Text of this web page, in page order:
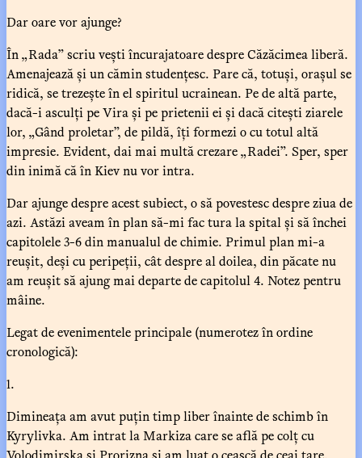
Dar oare vor ajunge?
În „Rada” scriu vești încurajatoare despre Căzăcimea liberă.
Amenajează și un cămin studențesc. Pare că, totuși, orașul se
ridică, se trezește în el spiritul ucrainean. Pe de altă parte,
dacă-i asculți pe Vira și pe prietenii ei și dacă citești ziarele
lor, „Gând proletar”, de pildă, îți formezi o cu totul altă
impresie. Evident, dai mai multă crezare „Radei”. Sper, sper
din inimă că în Kiev nu vor intra.
Dar ajunge despre acest subiect, o să povestesc despre ziua de
azi. Astăzi aveam în plan să-mi fac tura la spital și să închei
capitolele 3-6 din manualul de chimie. Primul plan mi-a
reușit, deși cu peripeții, cât despre al doilea, din păcate nu
am reușit să ajung mai departe de capitolul 4. Notez pentru
mâine.
Legat de evenimentele principale (numerotez în ordine
cronologică):
1.
Dimineața am avut puțin timp liber înainte de schimb în
Kyrylivka. Am intrat la Markiza care se află pe colț cu